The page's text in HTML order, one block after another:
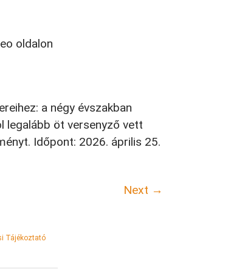
oldalon
a négy évszakban
legalább öt versenyző vett
Időpont: 2026. április 25.
Next →
Tájékoztató